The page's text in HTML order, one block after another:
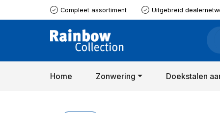
Compleet assortiment Uitgebreid
Home Zonwering Doekstalen